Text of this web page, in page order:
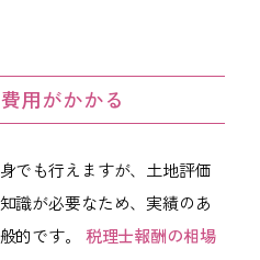
用がかかる
でも行えますが、土地評価
識が必要なため、実績のあ
的です。 税理士報酬の相場